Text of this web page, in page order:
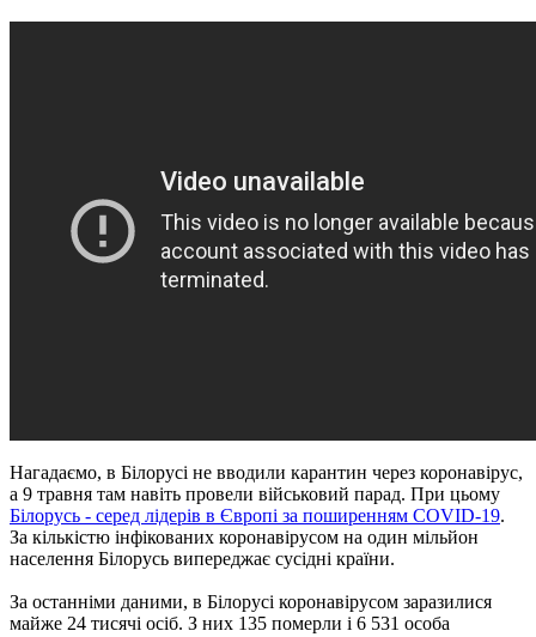
Нагадаємо, в Білорусі не вводили карантин через коронавірус,
а 9 травня там навіть провели військовий парад. При цьому
Білорусь - серед лідерів в Європі за поширенням COVID-19.
За кількістю інфікованих коронавірусом на один мільйон
населення Білорусь випереджає сусідні країни.
За останніми даними, в Білорусі коронавірусом заразилися
майже 24 тисячі осіб. З них 135 померли і 6 531 особа